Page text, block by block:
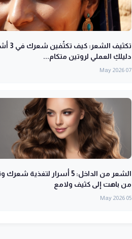
تكثيف الشعر:
دليلكِ العملي لروتين متكام...
07 May 2026
الشعر من الداخل: 5 أسرار لتغذية
من باهت إلى كثيف ولامع
05 May 2026